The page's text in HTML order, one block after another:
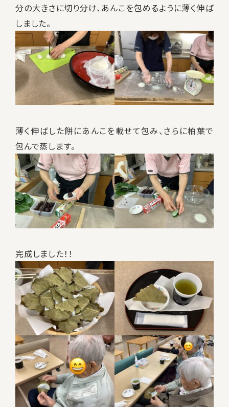
分の大きさに切り分け、あんこを包めるように薄く伸ば
しました。
薄く伸ばした餅にあんこを載せて包み、さらに柏葉で
包んで蒸します。
完成しました！！